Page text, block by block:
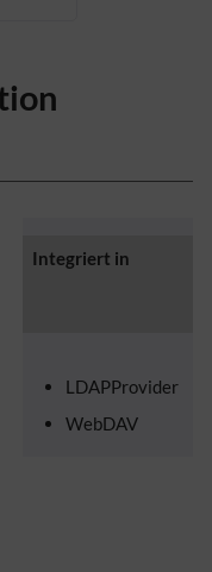
Integriert in
LDAPProvider
WebDAV